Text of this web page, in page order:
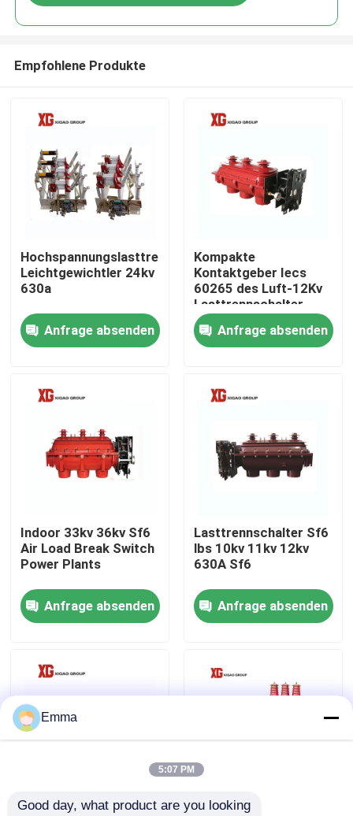
Über uns
Qualitätskontrolle
Treten Sie mit uns in Verbindung
Luft-Lasttrennschalter
Netzverteilungs-Schaltanlage
Empfohlene Produkte
Hochspannungslasttrennschalter-
Leichtgewichtler 24kv
630a
Anfrage absenden
Kompakte
Kontaktgeber Iecs
60265 des Luft-12Kv
Lasttrennschalter-
drei
Anfrage absenden
Indoor 33kv 36kv Sf6
Air Load Break Switch
Power Plants
Anfrage absenden
Lasttrennschalter Sf6
lbs 10kv 11kv 12kv
630A Sf6
Anfrage absenden
FZW28F-12kv 24kv FN12 Innen-10KV
Emma
5:07 PM
Good day, what product are you looking